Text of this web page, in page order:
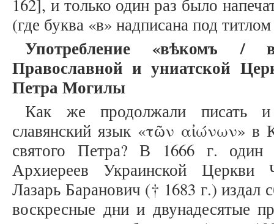
162], и только один раз было
(где буква «в» надписана под
Употребление «вѣкомъ /
Православной и униатской
Петра Могилы
Как же продолжали писать и
славянский язык «τῶν αἰώνων» в
святого Петра? В 1666 г. один
Архиереев Украинской Церкви
Лазарь Баранович († 1683 г.) издал
воскресные дни и двунадесятые